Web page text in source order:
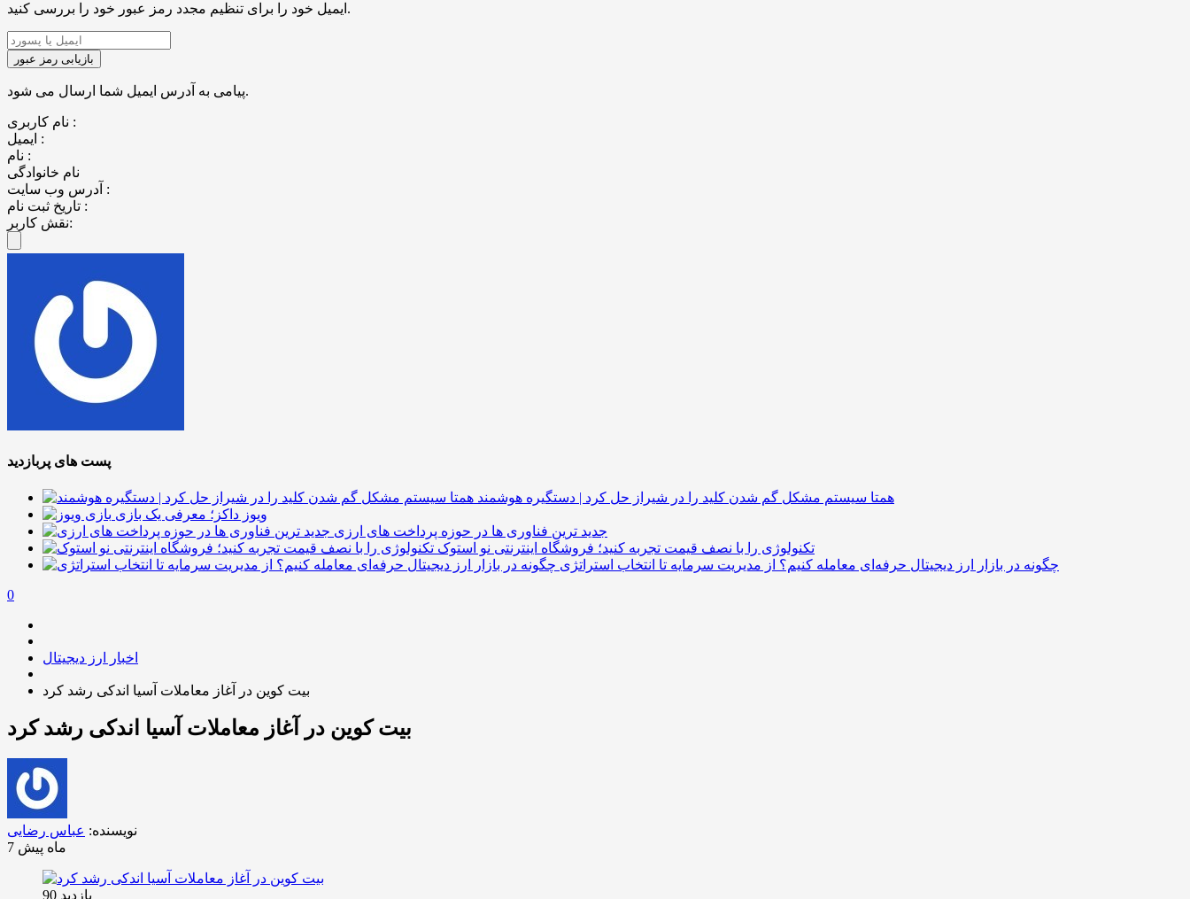
ایمیل خود را برای تنظیم مجدد رمز عبور خود را بررسی کنید.
پیامی به آدرس ایمیل شما ارسال می شود.
نام کاربری :
ایمیل :
نام :
نام خانوادگی
آدرس وب سایت :
تاریخ ثبت نام :
نقش کاربر:
پست های پربازدید
همتا سیستم مشکل گم شدن کلید را در شیراز حل کرد | دستگیره هوشمند
ویوز داکز؛ معرفی یک بازی
جدید ترین فناوری ها در حوزه پرداخت های ارزی
تکنولوژی را با نصف قیمت تجربه کنید؛ فروشگاه اینترنتی نو استوک
چگونه در بازار ارز دیجیتال حرفه‌ای معامله کنیم؟ از مدیریت سرمایه تا انتخاب استراتژی
0
اخبار ارز دیجیتال
بیت کوین در آغاز معاملات آسیا اندکی رشد کرد
بیت کوین در آغاز معاملات آسیا اندکی رشد کرد
نویسنده: عباس رضایی
7 ماه پیش
بازدید 90